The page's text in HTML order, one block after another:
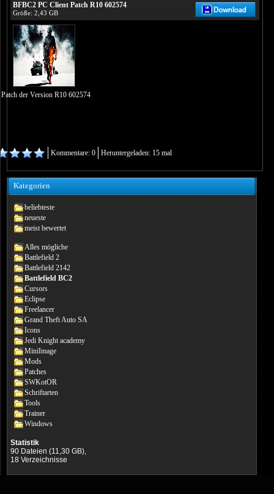
BFBC2 PC Client Patch R10 602574
Größe: 2,43 GB
der Version R10 602574
Kommentare: 0 Heruntergeladen: 15 mal
Kategorien
beliebteste
neueste
meist bewertet
Alles mögliche
Battlefield 2
Battlefield 2142
Battlefield BC2
Cursors
Eclipse
Freelancer
Grand Theft Auto SA
Icons
Jedi Knight academy
MiniImage
Mods
Patches
SWKotOR
Schriftarten
Tools
Trainer
Windows
Statistik
90 Dateien (11,30 GB),
18 Verzeichnisse